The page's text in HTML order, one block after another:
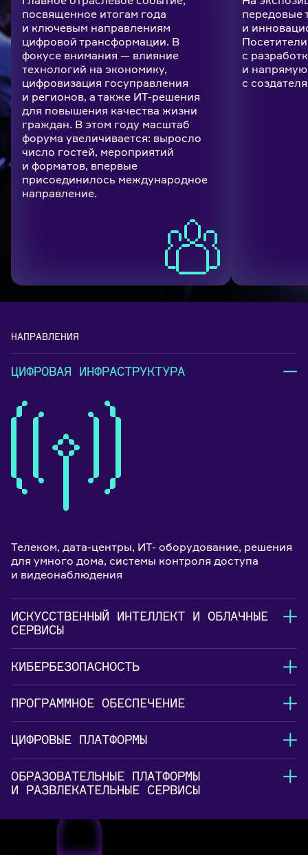
посвященное итогам года
и ключевым направлениям
цифровой трансформации. В
фокусе внимания — влияние
технологий на экономику,
цифровизация госуправления
и регионов, а также ИТ-решения
для повышения качества жизни
граждан. В этом году масштаб
форума увеличивается: выросло
число гостей, мероприятий
и форматов, впервые
присоединилось международное
направление.
передовые
и
с
и
с
НАПРАВЛЕНИЯ
ЦИФРОВАЯ ИНФРАСТРУКТУРА
Телеком, дата-центры, ИТ- оборудование, решения
для умного дома, системы контроля доступа
и видеонаблюдения
ИСКУССТВЕННЫЙ ИНТЕЛЛЕКТ И ОБЛАЧНЫЕ
СЕРВИСЫ
пользовательские приложения, корпоративные
КИБЕРБЕЗОПАСНОСТЬ
ПРОГРАММНОЕ ОБЕСПЕЧЕНИЕ
ЦИФРОВЫЕ ПЛАТФОРМЫ
ОБРАЗОВАТЕЛЬНЫЕ ПЛАТФОРМЫ
И РАЗВЛЕКАТЕЛЬНЫЕ СЕРВИСЫ